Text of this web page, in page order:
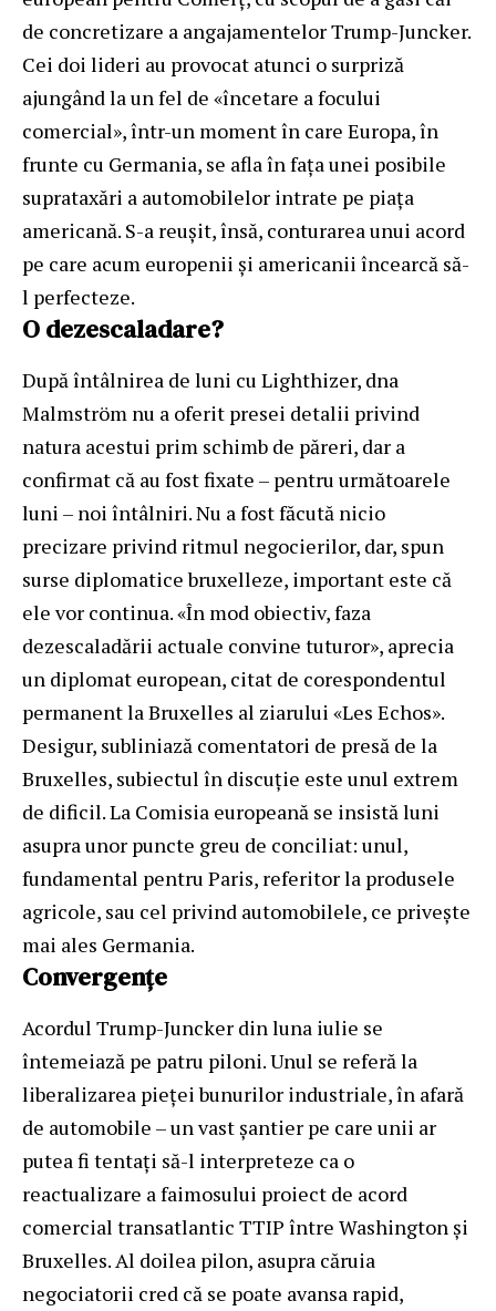
de concretizare a angajamentelor Trump-Juncker.
Cei doi lideri au provocat atunci o surpriză
ajungând la un fel de «încetare a focului
comercial», într-un moment în care Europa, în
frunte cu Germania, se afla în fața unei posibile
suprataxări a automobilelor intrate pe piața
americană. S-a reușit, însă, conturarea unui acord
pe care acum europenii și americanii încearcă să-
l perfecteze.
O dezescaladare?
După întâlnirea de luni cu Lighthizer, dna
Malmström nu a oferit presei detalii privind
natura acestui prim schimb de păreri, dar a
confirmat că au fost fixate – pentru următoarele
luni – noi întâlniri. Nu a fost făcută nicio
precizare privind ritmul negocierilor, dar, spun
surse diplomatice bruxelleze, important este că
ele vor continua. «În mod obiectiv, faza
dezescaladării actuale convine tuturor», aprecia
un diplomat european, citat de corespondentul
permanent la Bruxelles al ziarului «Les Echos».
Desigur, subliniază comentatori de presă de la
Bruxelles, subiectul în discuție este unul extrem
de dificil. La Comisia europeană se insistă luni
asupra unor puncte greu de conciliat: unul,
fundamental pentru Paris, referitor la produsele
agricole, sau cel privind automobilele, ce privește
mai ales Germania.
Convergenţe
Acordul Trump-Juncker din luna iulie se
întemeiază pe patru piloni. Unul se referă la
liberalizarea pieței bunurilor industriale, în afară
de automobile – un vast șantier pe care unii ar
putea fi tentați să-l interpreteze ca o
reactualizare a faimosului proiect de acord
comercial transatlantic TTIP între Washington și
Bruxelles. Al doilea pilon, asupra căruia
negociatorii cred că se poate avansa rapid,